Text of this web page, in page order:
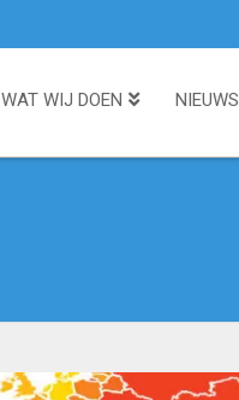
WAT WIJ DOEN NIEUWS